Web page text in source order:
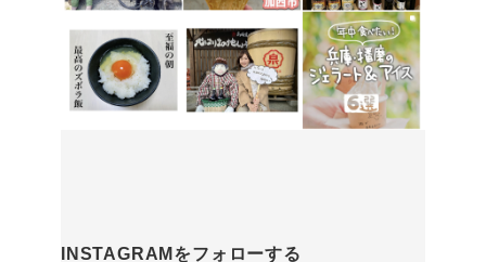
INSTAGRAMをフォローする